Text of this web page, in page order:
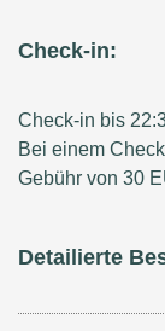
Check-in:
Check-in bis
Bei einem
Gebühr von 30
Detailierte